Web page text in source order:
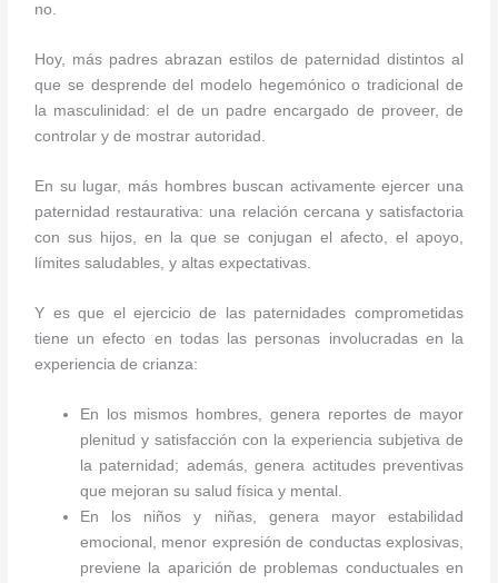
no.
Hoy, más padres abrazan estilos de paternidad distintos al
que se desprende del modelo hegemónico o tradicional de
la masculinidad: el de un padre encargado de proveer, de
controlar y de mostrar autoridad.
En su lugar, más hombres buscan activamente ejercer una
paternidad restaurativa: una relación cercana y satisfactoria
con sus hijos, en la que se conjugan el afecto, el apoyo,
límites saludables, y altas expectativas.
Y es que el ejercicio de las paternidades comprometidas
tiene un efecto en todas las personas involucradas en la
experiencia de crianza:
En los mismos hombres, genera reportes de mayor
plenitud y satisfacción con la experiencia subjetiva de
la paternidad; además, genera actitudes preventivas
que mejoran su salud física y mental.
En los niños y niñas, genera mayor estabilidad
emocional, menor expresión de conductas explosivas,
previene la aparición de problemas conductuales en